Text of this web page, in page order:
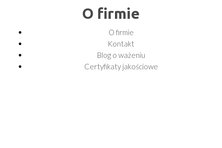
O firmie
O firmie
Kontakt
Blog o ważeniu
Certyfikaty jakościowe